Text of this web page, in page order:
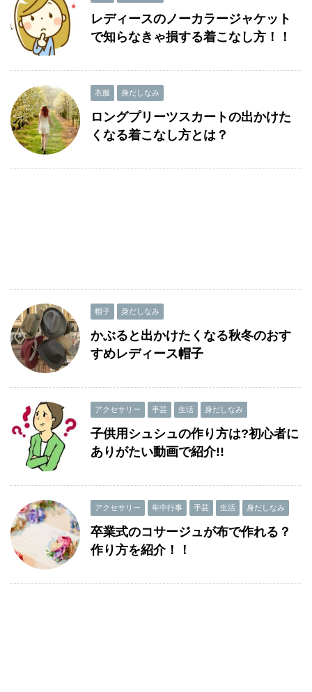
レディースのノーカラージャケット
で知らなきゃ損する着こなし方！！
衣服 身だしなみ
ロングプリーツスカートの出かけた
くなる着こなし方とは？
帽子 身だしなみ
かぶると出かけたくなる秋冬のおす
すめレディース帽子
アクセサリー 手芸 生活 身だしなみ
子供用シュシュの作り方は?初心者に
ありがたい動画で紹介!!
アクセサリー 年中行事 手芸 生活 身だしなみ
卒業式のコサージュが布で作れる？
作り方を紹介！！